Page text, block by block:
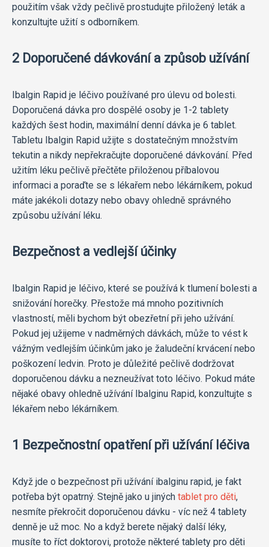
použitím však vždy pečlivě prostudujte přiložený leták a
konzultujte užití s odborníkem.
2 Doporučené dávkování a způsob užívání
Ibalgin Rapid je léčivo používané pro úlevu od bolesti.
Doporučená dávka pro dospělé osoby je 1-2 tablety
každých šest hodin, maximální denní dávka je 6 tablet.
Tabletu Ibalgin Rapid užijte s dostatečným množstvím
tekutin a nikdy nepřekračujte doporučené dávkování. Před
užitím léku pečlivě přečtěte přiloženou příbalovou
informaci a poraďte se s lékařem nebo lékárníkem, pokud
máte jakékoli dotazy nebo obavy ohledně správného
způsobu užívání léku.
Bezpečnost a vedlejší účinky
Ibalgin Rapid je léčivo, které se používá k tlumení bolesti a
snižování horečky. Přestože má mnoho pozitivních
vlastností, měli bychom být obezřetní při jeho užívání.
Pokud jej užijeme v nadměrných dávkách, může to vést k
vážným vedlejším účinkům jako je žaludeční krvácení nebo
poškození ledvin. Proto je důležité pečlivě dodržovat
doporučenou dávku a nezneužívat toto léčivo. Pokud máte
nějaké obavy ohledně užívání Ibalginu Rapid, konzultujte s
lékařem nebo lékárníkem.
1 Bezpečnostní opatření při užívání léčiva
Když jde o bezpečnost při užívání ibalginu rapid, je fakt
potřeba být opatrný. Stejně jako u jiných tablet pro děti,
nesmíte překročit doporučenou dávku - víc než 4 tablety
denně je už moc. No a když berete nějaký další léky,
musíte to říct doktorovi, protože některé tablety pro děti